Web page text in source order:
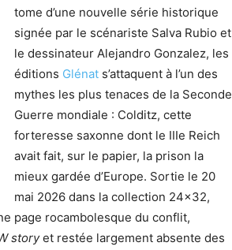
tome d’une nouvelle série historique
signée par le scénariste Salva Rubio et
le dessinateur Alejandro Gonzalez, les
éditions Glénat s’attaquent à l’un des
mythes les plus tenaces de la Seconde
Guerre mondiale : Colditz, cette
forteresse saxonne dont le IIIe Reich
avait fait, sur le papier, la prison la
mieux gardée d’Europe. Sortie le 20
mai 2026 dans la collection 24×32,
page rocambolesque du conflit,
storyet restée largement absente des